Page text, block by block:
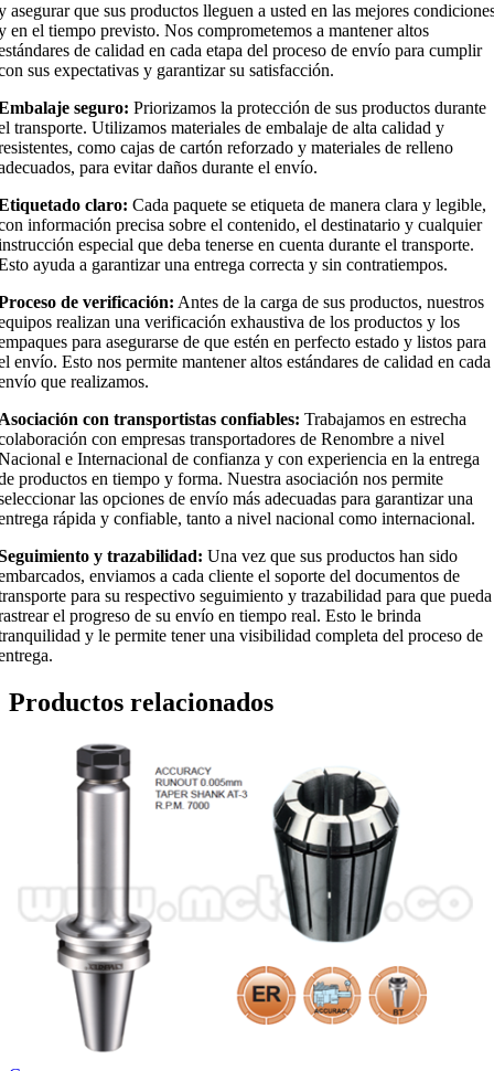
asegurar que sus productos lleguen a usted en las mejores
en el tiempo previsto. Nos comprometemos a mantener altos
de calidad en cada etapa del proceso de envío para cumplir
sus expectativas y garantizar su satisfacción.
seguro: Priorizamos la protección de sus productos durante
transporte. Utilizamos materiales de embalaje de alta calidad y
como cajas de cartón reforzado y materiales de relleno
para evitar daños durante el envío.
claro: Cada paquete se etiqueta de manera clara y legible,
información precisa sobre el contenido, el destinatario y cualquier
especial que deba tenerse en cuenta durante el transporte.
ayuda a garantizar una entrega correcta y sin contratiempos.
de verificación: Antes de la carga de sus productos, nuestros
realizan una verificación exhaustiva de los productos y los
para asegurarse de que estén en perfecto estado y listos para
envío. Esto nos permite mantener altos estándares de calidad en cada
que realizamos.
con transportistas confiables: Trabajamos en estrecha
con empresas transportadores de Renombre a nivel
e Internacional de confianza y con experiencia en la entrega
productos en tiempo y forma. Nuestra asociación nos permite
las opciones de envío más adecuadas para garantizar una
rápida y confiable, tanto a nivel nacional como internacional.
y trazabilidad: Una vez que sus productos han sido
enviamos a cada cliente el soporte del documentos de
para su respectivo seguimiento y trazabilidad para que pueda
el progreso de su envío en tiempo real. Esto le brinda
y le permite tener una visibilidad completa del proceso de
Productos relacionados